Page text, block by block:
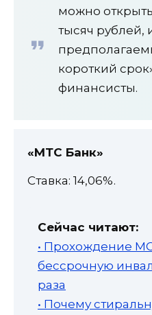
можно
тысяч рублей,
короткий
финансисты.
«МТС Банк»
Ставка: 14,06%.
Сейчас читают:
• Прохождение
бессрочную
раза
• Почему